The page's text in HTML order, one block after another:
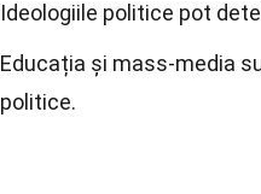
Ideologiile politice pot
Educația și mass-media
politice.